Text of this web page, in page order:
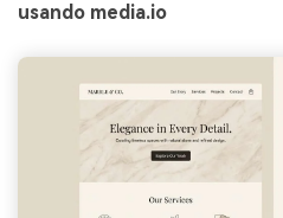
usando media.io